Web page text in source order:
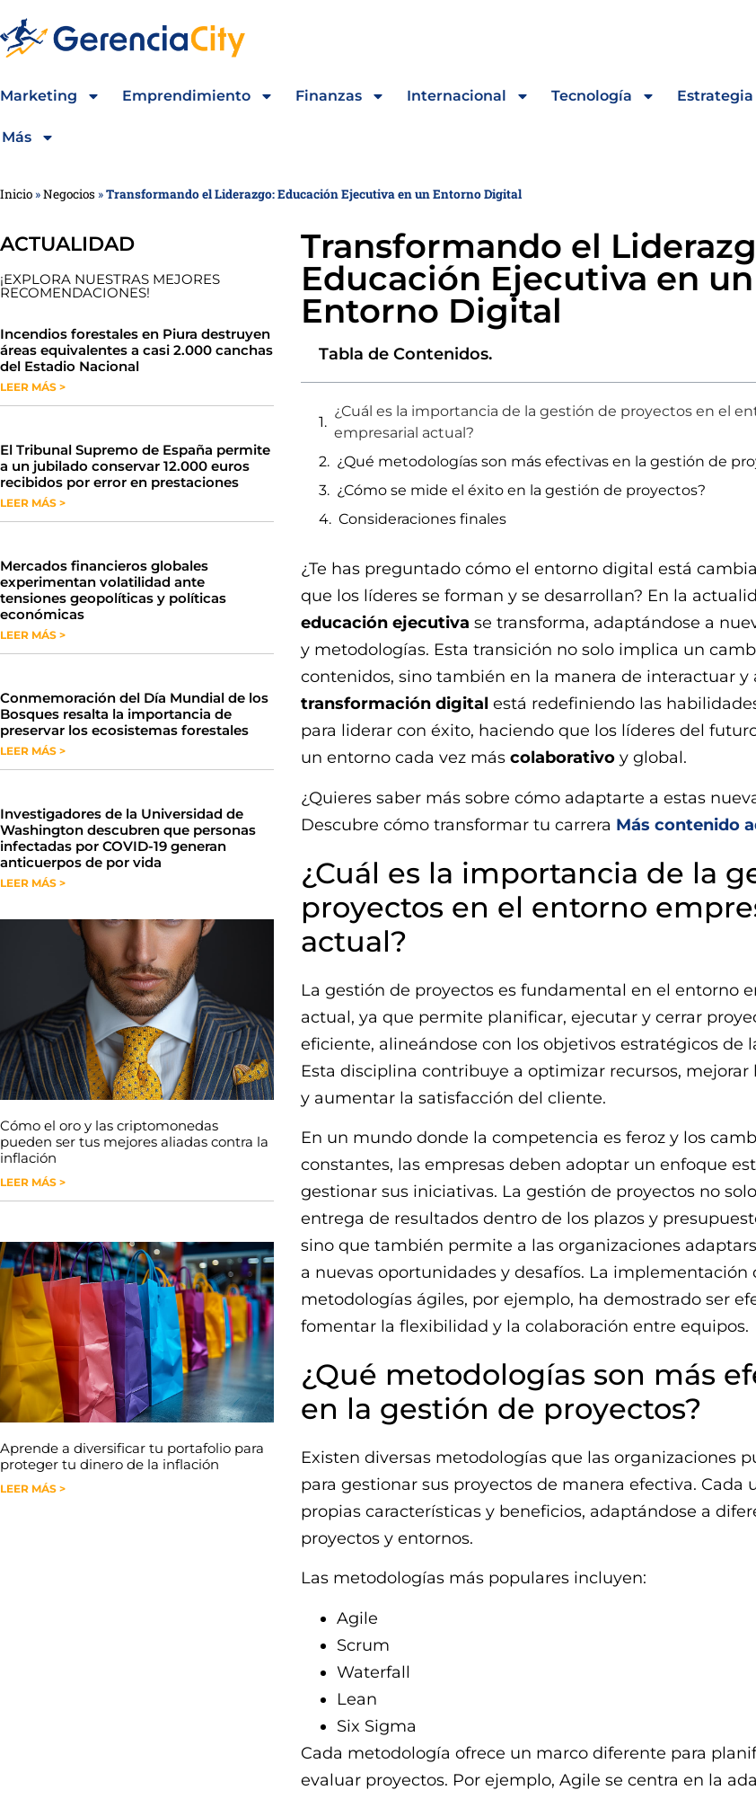
Marketing Emprendimiento Finanzas Internacional Tecnología Estrategia
Más
Inicio »Negocios »Transformando el Liderazgo: Educación Ejecutiva en un Entorno Digital
ACTUALIDAD
¡EXPLORA NUESTRAS MEJORES
RECOMENDACIONES!
​​​​Incendios forestales en Piura destruyen
áreas equivalentes a casi 2.000 canchas
del Estadio Nacional
LEER MÁS >
​El Tribunal Supremo de España permite
a un jubilado conservar 12.000 euros
recibidos por error en prestaciones
LEER MÁS >
Mercados financieros globales
experimentan volatilidad ante
tensiones geopolíticas y políticas
económicas
LEER MÁS >
Conmemoración del Día Mundial de los
Bosques resalta la importancia de
preservar los ecosistemas forestales
LEER MÁS >
Investigadores de la Universidad de
Washington descubren que personas
infectadas por COVID-19 generan
anticuerpos de por vida
LEER MÁS >
Cómo el oro y las criptomonedas
pueden ser tus mejores aliadas contra la
inflación
LEER MÁS >
Aprende a diversificar tu portafolio para
proteger tu dinero de la inflación
LEER MÁS >
Transformando el
Educación Ejecutiva en un
Entorno Digital
Tabla de Contenidos.
¿Cuál es la importancia de la gestión de proyectos en el
empresarial actual?
¿Qué metodologías son más efectivas en la gestión de
¿Cómo se mide el éxito en la gestión de proyectos?
Consideraciones finales
¿Te has preguntado cómo el entorno digital está
que los líderes se forman y se desarrollan? En la
educación ejecutiva se transforma, adaptándose a
y metodologías. Esta transición no solo implica un
contenidos, sino también en la manera de interactuar y
transformación digital está redefiniendo las
para liderar con éxito, haciendo que los líderes del
un entorno cada vez más colaborativoy global.
¿Quieres saber más sobre cómo adaptarte a estas
Descubre cómo transformar tu carrera Más contenido
¿Cuál es la importancia de la
proyectos en el entorno
actual?
La gestión de proyectos es fundamental en el entorno
actual, ya que permite planificar, ejecutar y cerrar
eficiente, alineándose con los objetivos estratégicos de
Esta disciplina contribuye a optimizar recursos,
y aumentar la satisfacción del cliente.
En un mundo donde la competencia es feroz y los
constantes, las empresas deben adoptar un enfoque
gestionar sus iniciativas. La gestión de proyectos no
entrega de resultados dentro de los plazos y
sino que también permite a las organizaciones
a nuevas oportunidades y desafíos. La implementación
metodologías ágiles, por ejemplo, ha demostrado ser
fomentar la flexibilidad y la colaboración entre equipos.
¿Qué metodologías son más
en la gestión de proyectos?
Existen diversas metodologías que las organizaciones
para gestionar sus proyectos de manera efectiva. Cada
propias características y beneficios, adaptándose a
proyectos y entornos.
Las metodologías más populares incluyen:
Agile
Scrum
Waterfall
Lean
Six Sigma
Cada metodología ofrece un marco diferente para
evaluar proyectos. Por ejemplo, Agile se centra en la